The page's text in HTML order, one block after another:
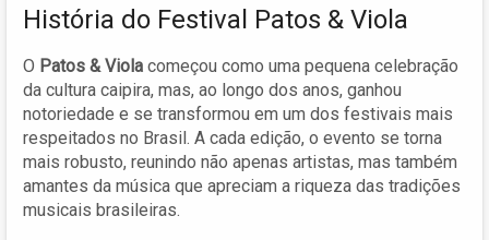
História do Festival Patos & Viola
O Patos & Viola começou como uma pequena celebração
da cultura caipira, mas, ao longo dos anos, ganhou
notoriedade e se transformou em um dos festivais mais
respeitados no Brasil. A cada edição, o evento se torna
mais robusto, reunindo não apenas artistas, mas também
amantes da música que apreciam a riqueza das tradições
musicais brasileiras.